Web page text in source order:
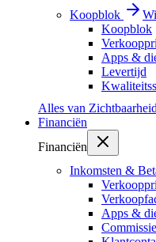
Koopblok
Koopblok
Apps &
Levertijd
Alles van Zichtbaarheid
Financiën
Financiën
Inkomsten &
Apps &
Commissie